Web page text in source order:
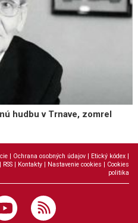
hudbu v Trnave, zomrel
| Ochrana osobných údajov | Etický kódex |
| RSS | Kontakty | Nastavenie cookies | Cookies
politika